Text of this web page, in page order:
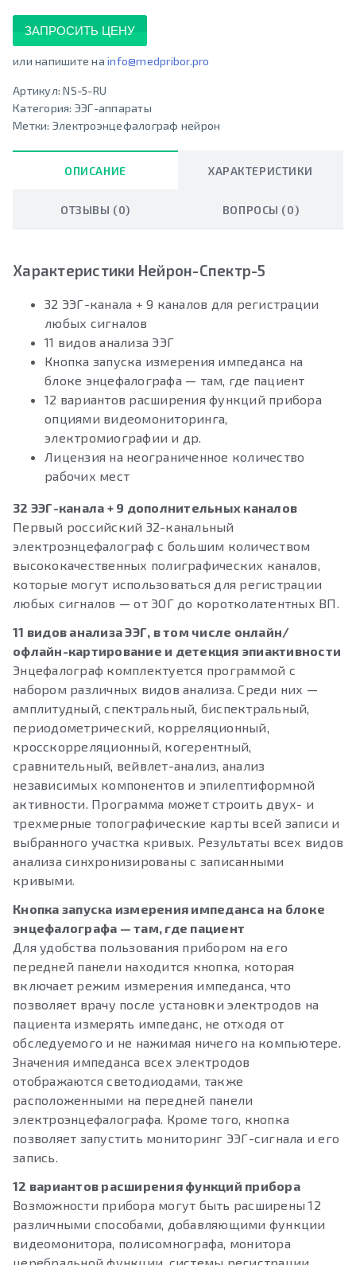
ЗАПРОСИТЬ ЦЕНУ
или напишите на info@medpribor.pro
Артикул:NS-5-RU
Категория: ЭЭГ-аппараты
Метки: Электроэнцефалограф нейрон
ОПИСАНИЕ ХАРАКТЕРИСТИКИ
ОТЗЫВЫ (0) ВОПРОСЫ (0)
Характеристики Нейрон-Спектр-5
32 ЭЭГ-канала + 9 каналов для регистрации
любых сигналов
11 видов анализа ЭЭГ
Кнопка запуска измерения импеданса на
блоке энцефалографа — там, где пациент
12 вариантов расширения функций прибора
опциями видеомониторинга,
электромиографии и др.
Лицензия на неограниченное количество
рабочих мест
32 ЭЭГ-канала + 9 дополнительных каналов
Первый российский 32-канальный
электроэнцефалограф с большим количеством
высококачественных полиграфических каналов,
которые могут использоваться для регистрации
любых сигналов — от ЭОГ до коротколатентных ВП.
11 видов анализа ЭЭГ, в том числе онлайн/
офлайн-картирование и детекция эпиактивности
Энцефалограф комплектуется программой с
набором различных видов анализа. Среди них —
амплитудный, спектральный, биспектральный,
периодометрический, корреляционный,
кросскорреляционный, когерентный,
сравнительный, вейвлет-анализ, анализ
независимых компонентов и эпилептиформной
активности. Программа может строить двух- и
трехмерные топографические карты всей записи и
выбранного участка кривых. Результаты всех видов
анализа синхронизированы с записанными
кривыми.
Кнопка запуска измерения импеданса на блоке
энцефалографа — там, где пациент
Для удобства пользования прибором на его
передней панели находится кнопка, которая
включает режим измерения импеданса, что
позволяет врачу после установки электродов на
пациента измерять импеданс, не отходя от
обследуемого и не нажимая ничего на компьютере.
Значения импеданса всех электродов
отображаются светодиодами, также
расположенными на передней панели
электроэнцефалографа. Кроме того, кнопка
позволяет запустить мониторинг ЭЭГ-сигнала и его
запись.
12 вариантов расширения функций прибора
Возможности прибора могут быть расширены 12
различными способами, добавляющими функции
видеомонитора, полисомнографа, монитора